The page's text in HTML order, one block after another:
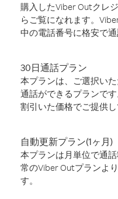
購入したViber Outクレ
らご覧になれます。
中の電話番号に格安で通
30日通話プラン
本プランは、ご選択い
通話ができるプランで
割引いた価格でご提供し
自動更新プラン(1ヶ月)
本プランは月単位で通
常のViber Outプランよ
す。